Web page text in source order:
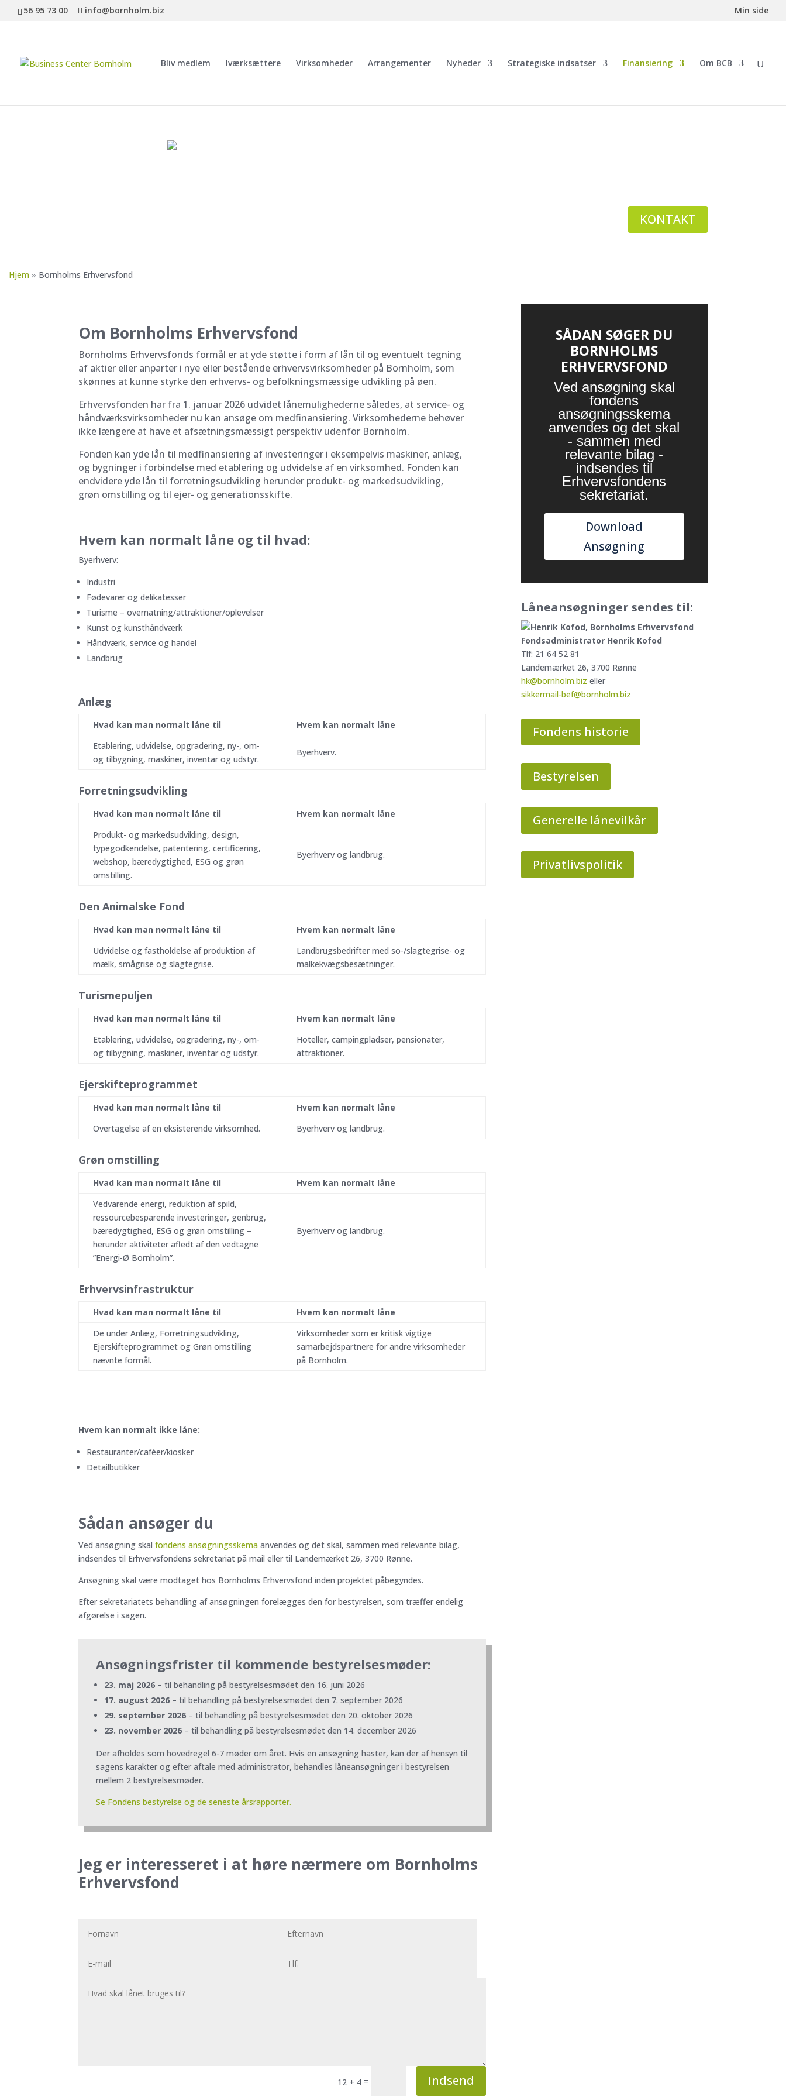
56 95 73 00 info@bornholm.biz Min side
Bliv medlem Iværksættere Virksomheder Arrangementer Nyheder Strategiske indsatser Finansiering Om BCB
KONTAKT
Hjem » Bornholms Erhvervsfond
Om Bornholms Erhvervsfond
Bornholms Erhvervsfonds formål er at yde støtte i form af lån til og eventuelt tegning
af aktier eller anparter i nye eller bestående erhvervsvirksomheder på Bornholm, som
skønnes at kunne styrke den erhvervs- og befolkningsmæssige udvikling på øen.
Erhvervsfonden har fra 1. januar 2026 udvidet lånemulighederne således, at service- og
håndværksvirksomheder nu kan ansøge om medfinansiering. Virksomhederne behøver
ikke længere at have et afsætningsmæssigt perspektiv udenfor Bornholm.
Fonden kan yde lån til medfinansiering af investeringer i eksempelvis maskiner, anlæg,
og bygninger i forbindelse med etablering og udvidelse af en virksomhed. Fonden kan
endvidere yde lån til forretningsudvikling herunder produkt- og markedsudvikling,
grøn omstilling og til ejer- og generationsskifte.
Hvem kan normalt låne og til hvad:
Byerhverv:
Industri
Fødevarer og delikatesser
Turisme – overnatning/attraktioner/oplevelser
Kunst og kunsthåndværk
Håndværk, service og handel
Landbrug
Anlæg
Hvad kan man normalt låne til
Hvem kan normalt låne
Etablering, udvidelse, opgradering, ny-, om-
og tilbygning, maskiner, inventar og udstyr.
Byerhverv.
Forretningsudvikling
Hvad kan man normalt låne til
Hvem kan normalt låne
Produkt- og markedsudvikling, design,
typegodkendelse, patentering, certificering,
webshop, bæredygtighed, ESG og grøn
omstilling.
Byerhverv og landbrug.
Den Animalske Fond
Hvad kan man normalt låne til
Hvem kan normalt låne
Udvidelse og fastholdelse af produktion af
mælk, smågrise og slagtegrise.
Landbrugsbedrifter med so-/slagtegrise- og
malkekvægsbesætninger.
Turismepuljen
Hvad kan man normalt låne til
Hvem kan normalt låne
Etablering, udvidelse, opgradering, ny-, om-
og tilbygning, maskiner, inventar og udstyr.
Hoteller, campingpladser, pensionater,
attraktioner.
Ejerskifteprogrammet
Hvad kan man normalt låne til
Hvem kan normalt låne
Overtagelse af en eksisterende virksomhed.
Byerhverv og landbrug.
Grøn omstilling
Hvad kan man normalt låne til
Hvem kan normalt låne
Vedvarende energi, reduktion af spild,
ressourcebesparende investeringer, genbrug,
bæredygtighed, ESG og grøn omstilling –
herunder aktiviteter afledt af den vedtagne
”Energi-Ø Bornholm”.
Byerhverv og landbrug.
Erhvervsinfrastruktur
Hvad kan man normalt låne til
Hvem kan normalt låne
De under Anlæg, Forretningsudvikling,
Ejerskifteprogrammet og Grøn omstilling
nævnte formål.
Virksomheder som er kritisk vigtige
samarbejdspartnere for andre virksomheder
på Bornholm.
Hvem kan normalt ikke låne:
Restauranter/caféer/kiosker
Detailbutikker
Sådan ansøger du
Ved ansøgning skalfondens ansøgningsskema anvendes og det skal, sammen med relevante bilag,
indsendes til Erhvervsfondens sekretariat på mail eller til Landemærket 26, 3700 Rønne.
Ansøgning skal være modtaget hos Bornholms Erhvervsfond inden projektet påbegyndes.
Efter sekretariatets behandling af ansøgningen forelægges den for bestyrelsen, som træffer endelig
afgørelse i sagen.
Ansøgningsfrister til kommende bestyrelsesmøder:
23. maj 2026 – til behandling på bestyrelsesmødet den 16. juni 2026
17. august 2026 – til behandling på bestyrelsesmødet den 7. september 2026
29. september 2026 – til behandling på bestyrelsesmødet den 20. oktober 2026
23. november 2026 – til behandling på bestyrelsesmødet den 14. december 2026
Der afholdes som hovedregel 6-7 møder om året. Hvis en ansøgning haster, kan der af hensyn til
sagens karakter og efter aftale med administrator, behandles låneansøgninger i bestyrelsen
mellem 2 bestyrelsesmøder.
Se Fondens bestyrelse og de seneste årsrapporter.
Jeg er interesseret i at høre nærmere om Bornholms
Erhvervsfond
12 + 4 = Indsend
SÅDAN SØGER DU
BORNHOLMS
ERHVERVSFOND
Ved ansøgning skal
fondens
ansøgningsskema
anvendes og det skal
- sammen med
relevante bilag -
indsendes til
Erhvervsfondens
sekretariat.
Download
Ansøgning
Låneansøgninger sendes til:
Fondsadministrator Henrik Kofod
Tlf: 21 64 52 81
Landemærket 26, 3700 Rønne
hk@bornholm.biz eller
sikkermail-bef@bornholm.biz
Fondens historie
Bestyrelsen
Generelle lånevilkår
Privatlivspolitik